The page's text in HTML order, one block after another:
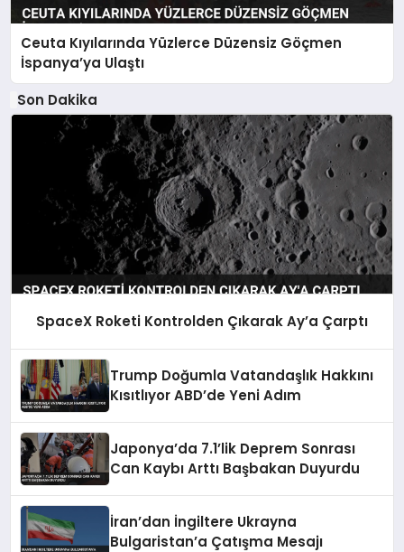
Ceuta Kıyılarında Yüzlerce Düzensiz Göçmen
İspanya’ya Ulaştı
Son Dakika
SpaceX Roketi Kontrolden Çıkarak Ay’a Çarptı
Trump Doğumla Vatandaşlık Hakkını
Kısıtlıyor ABD’de Yeni Adım
Japonya’da 7.1’lik Deprem Sonrası
Can Kaybı Arttı Başbakan Duyurdu
İran’dan İngiltere Ukrayna
Bulgaristan’a Çatışma Mesajı